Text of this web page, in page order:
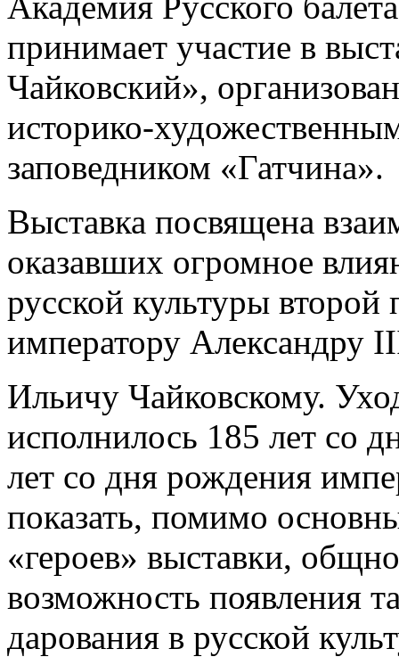
принимает участие в
Чайковский»,
историко-
заповедником «Гатчина».
Выставка посвящена
оказавших огромное
русской культуры
императору Александру
Ильичу Чайковскому.
исполнилось 185 лет со
лет со дня рождения
показать, помимо
«героев» выставки,
возможность появления
дарования в русской